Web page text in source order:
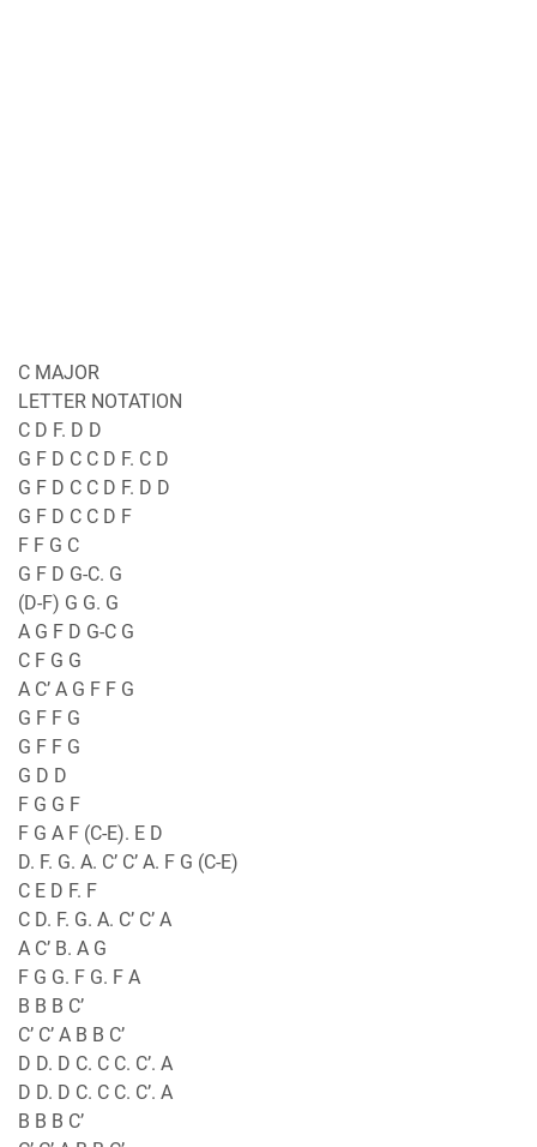
C MAJOR
LETTER NOTATION
C D F. D D
G F D C C D F. C D
G F D C C D F. D D
G F D C C D F
F F G C
G F D G-C. G
(D-F) G G. G
A G F D G-C G
C F G G
A C’ A G F F G
G F F G
G F F G
G D D
F G G F
F G A F (C-E). E D
D. F. G. A. C’ C’ A. F G (C-E)
C E D F. F
C D. F. G. A. C’ C’ A
A C’ B. A G
F G G. F G. F A
B B B C’
C’ C’ A B B C’
D D. D C. C C. C’. A
D D. D C. C C. C’. A
B B B C’